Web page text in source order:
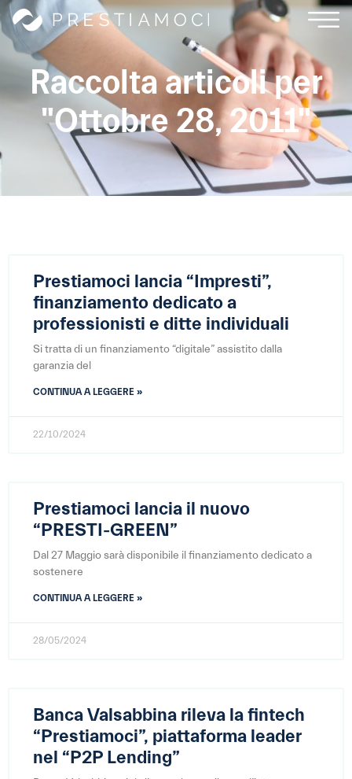
Raccolta articoli per
"Ottobre 28, 2011"
Prestiamoci lancia “Impresti”,
finanziamento dedicato a
professionisti e ditte individuali
Si tratta di un finanziamento “digitale” assistito dalla
garanzia del
CONTINUA A LEGGERE »
22/10/2024
Prestiamoci lancia il nuovo
“PRESTI-GREEN”
Dal 27 Maggio sarà disponibile il finanziamento dedicato a
sostenere
CONTINUA A LEGGERE »
28/05/2024
Banca Valsabbina rileva la fintech
“Prestiamoci”, piattaforma leader
nel “P2P Lending”